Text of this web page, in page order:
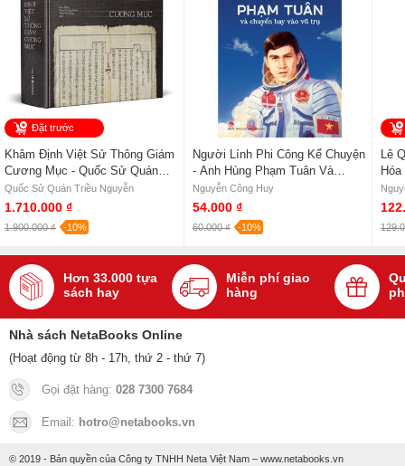
Đặt trước
Khâm Định Việt Sử Thông Giám
Cương Mục - Quốc Sử Quán
Triều Nguyễn (Bìa Cứng)
Quốc Sử Quán Triều Nguyễn
1.710.000 ₫
1.900.000 ₫ -10%
Người Lính Phi Công Kể Chuyện
- Anh Hùng Phạm Tuân Và
Chuyến Bay Vào Vũ Trụ -
Nguyễn Công Huy
Nguyễn Công Huy
54.000 ₫
60.000 ₫ -10%
Lê
Hơn 33.000 tựa
sách hay
Miễn phí giao
hàng
Nhà sách NetaBooks Online
(Hoạt động từ 8h - 17h, thứ 2 - thứ 7)
Gọi đặt hàng: 028 7300 7684
Email: hotro@netabooks.vn
© 2019 - Bản quyền của Công ty TNHH Neta Việt Nam – www.netabooks.vn